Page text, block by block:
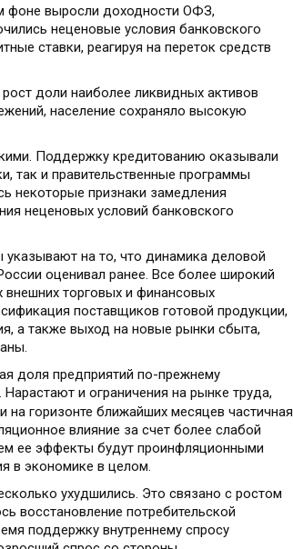
фоне выросли доходности ОФЗ,
неценовые условия банковского
ставки, реагируя на переток средств
доли наиболее ликвидных активов
население сохраняло высокую
Поддержку кредитованию оказывали
так и правительственные программы
некоторые признаки замедления
неценовых условий банковского
на то, что динамика деловой
оценивал ранее. Все более широкий
внешних торговых и финансовых
поставщиков готовой продукции,
а также выход на новые рынки сбыта,
доля предприятий по-прежнему
и ограничения на рынке труда,
на горизонте ближайших месяцев частичная
влияние за счет более слабой
ее эффекты будут проинфляционными
в экономике в целом.
ухудшились. Это связано с ростом
восстановление потребительской
поддержку внутреннему спросу